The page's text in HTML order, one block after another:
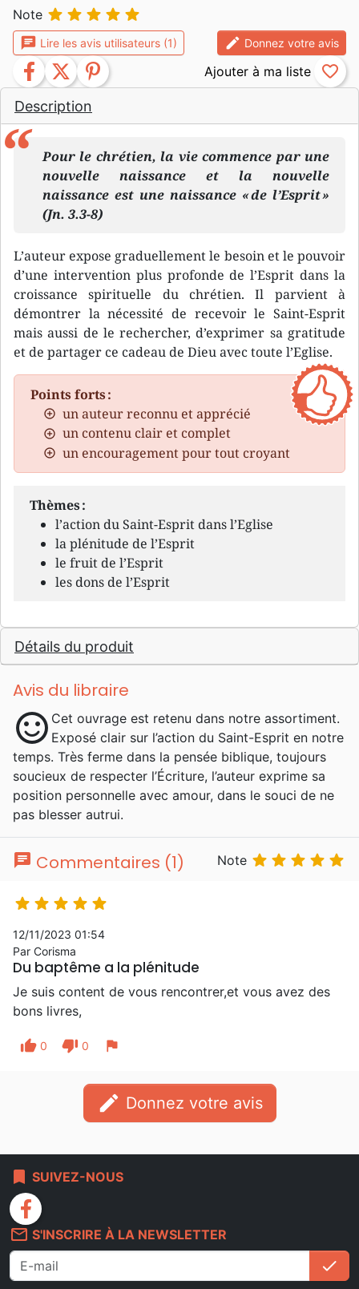
Description
Pour le chrétien, la vie commence par une
nouvelle naissance et la nouvelle
naissance est une naissance « de l’Esprit »
(Jn. 3.3-8)
L’auteur expose graduellement le besoin et le pouvoir
d’une intervention plus profonde de l’Esprit dans la
croissance spirituelle du chrétien. Il parvient à
démontrer la nécessité de recevoir le Saint-Esprit
mais aussi de le rechercher, d’exprimer sa gratitude
et de partager ce cadeau de Dieu avec toute l’Eglise.
Points forts :
un auteur reconnu et apprécié
un contenu clair et complet
un encouragement pour tout croyant
Thèmes :
l’action du Saint-Esprit dans l’Eglise
la plénitude de l’Esprit
le fruit de l’Esprit
les dons de l’Esprit
Détails du produit
Avis du libraire
sentiment_satisfied Cet ouvrage est retenu dans notre assortiment.
Exposé clair sur l’action du Saint-Esprit en notre
temps. Très ferme dans la pensée biblique, toujours
soucieux de respecter l’Écriture, l’auteur exprime sa
position personnelle avec amour, dans le souci de ne
pas blesser autrui.
Note     
chat Lire les avis utilisateurs (1) edit Donnez votre avis
facebook twitter pinterest favorite_border
chat Commentaires (1) Note     
    
12/11/2023 01:54
Par Corisma
Du baptême a la plénitude
Je suis content de vous rencontrer,et vous avez des
bons livres,
thumb_up 0 thumb_down 0 flag
edit Donnez votre avis
bookmark SUIVEZ-NOUS
facebook
mail_outline S'INSCRIRE À LA NEWSLETTER
check